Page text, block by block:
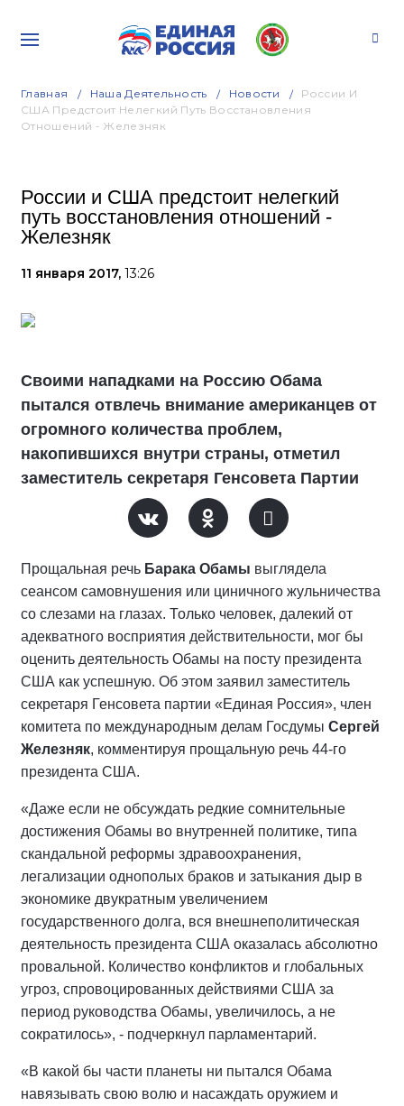
Главная Наша Деятельность Новости
России И
США Предстоит Нелегкий Путь Восстановления
Отношений - Железняк
России и США предстоит нелегкий
путь восстановления отношений -
Железняк
11 января 2017, 13:26
Своими нападками на Россию Обама
пытался отвлечь внимание американцев от
огромного количества проблем,
накопившихся внутри страны, отметил
заместитель секретаря Генсовета Партии
Прощальная речь Барака Обамы выглядела
сеансом самовнушения или циничного жульничества
со слезами на глазах. Только человек, далекий от
адекватного восприятия действительности, мог бы
оценить деятельность Обамы на посту президента
США как успешную. Об этом заявил заместитель
секретаря Генсовета партии «Единая Россия», член
комитета по международным делам Госдумы Сергей
Железняк, комментируя прощальную речь 44-го
президента США.
«Даже если не обсуждать редкие сомнительные
достижения Обамы во внутренней политике, типа
скандальной реформы здравоохранения,
легализации однополых браков и затыкания дыр в
экономике двукратным увеличением
государственного долга, вся внешнеполитическая
деятельность президента США оказалась абсолютно
провальной. Количество конфликтов и глобальных
угроз, спровоцированных действиями США за
период руководства Обамы, увеличилось, а не
сократилось», - подчеркнул парламентарий.
«В какой бы части планеты ни пытался Обама
навязывать свою волю и насаждать оружием и